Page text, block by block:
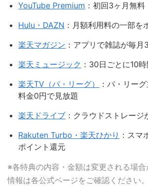
YouTube Premium ：初回3ヶ月無料
Hulu・DAZN ：月額利用料の一部を
楽天マガジン ：アプリで雑誌が毎月
楽天ミュージック ：30日ごとに10
楽天TV（パ・リーグ）
：パ・リー
料金0円で見放題
楽天ドライブ ：クラウドストレー
Rakuten Turbo・楽天ひかり ：スマ
ポイント還元
※各特典の内容・金額は変更される場
情報は各公式ページをご確認ください。